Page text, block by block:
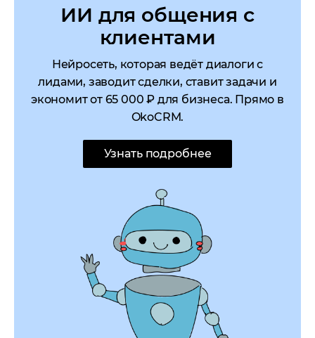
ИИ для общения с
клиентами
Нейросеть, которая ведёт диалоги с
лидами, заводит сделки, ставит задачи и
экономит от 65 000 ₽ для бизнеса. Прямо в
OkoCRM.
Узнать подробнее